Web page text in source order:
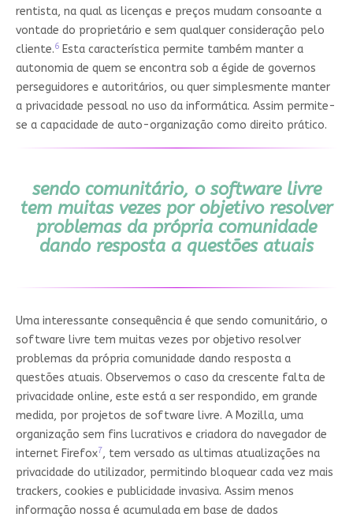
rentista, na qual as licenças e preços mudam consoante a
vontade do proprietário e sem qualquer consideração pelo
cliente.6Esta característica permite também manter a
autonomia de quem se encontra sob a égide de governos
perseguidores e autoritários, ou quer simplesmente manter
a privacidade pessoal no uso da informática. Assim permite-
se a capacidade de auto-organização como direito prático.
sendo comunitário, o software livre
tem muitas vezes por objetivo resolver
problemas da própria comunidade
dando resposta a questões atuais
Uma interessante consequência é que sendo comunitário, o
software livre tem muitas vezes por objetivo resolver
problemas da própria comunidade dando resposta a
questões atuais. Observemos o caso da crescente falta de
privacidade online, este está a ser respondido, em grande
medida, por projetos de software livre. A Mozilla, uma
organização sem fins lucrativos e criadora do navegador de
internet Firefox7, tem versado as ultimas atualizações na
privacidade do utilizador, permitindo bloquear cada vez mais
trackers, cookies e publicidade invasiva. Assim menos
informação nossa é acumulada em base de dados